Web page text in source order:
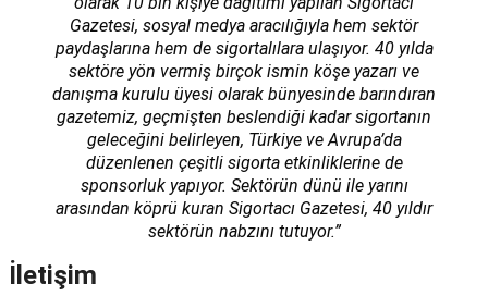
Gazetesi, sosyal medya aracılığıyla hem sektör
paydaşlarına hem de sigortalılara ulaşıyor. 40 yılda
sektöre yön vermiş birçok ismin köşe yazarı ve
danışma kurulu üyesi olarak bünyesinde barındıran
gazetemiz, geçmişten beslendiği kadar sigortanın
geleceğini belirleyen, Türkiye ve Avrupa’da
düzenlenen çeşitli sigorta etkinliklerine de
sponsorluk yapıyor. Sektörün dünü ile yarını
arasından köprü kuran Sigortacı Gazetesi, 40 yıldır
sektörün nabzını tutuyor.”
İletişim